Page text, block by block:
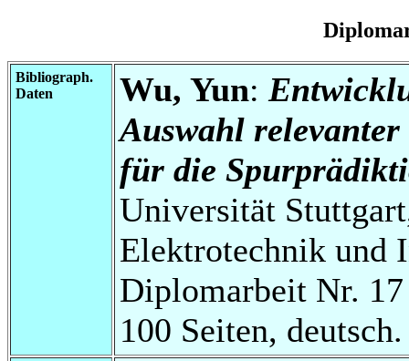
Bibliograph.
Daten
Wu, Yun:
Auswahl
für die
Universität
Elektrotechnik und
Diplomarbeit Nr.
100 Seiten, deutsch.